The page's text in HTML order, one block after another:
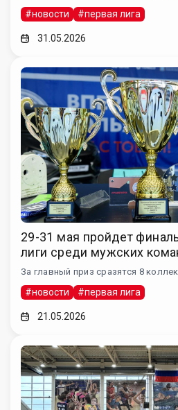
#новости #первая лига
31.05.2026
29-31 мая пройдет
лиги среди мужских
За главный приз сразятся 8
#новости #первая лига
21.05.2026